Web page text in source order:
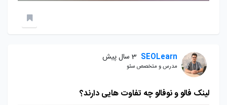
SEOLearn 3 سال پیش
مدرس و متخصص سئو
لینک فالو و نوفالو چه تفاوت هایی دارند؟